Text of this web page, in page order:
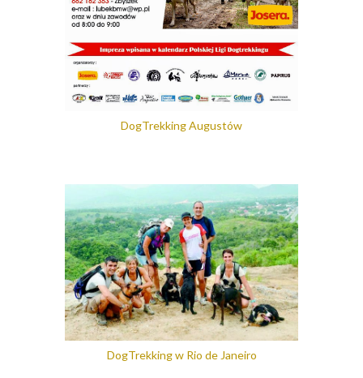
DogTrekking Augustów
DogTrekking w Rio de Janeiro